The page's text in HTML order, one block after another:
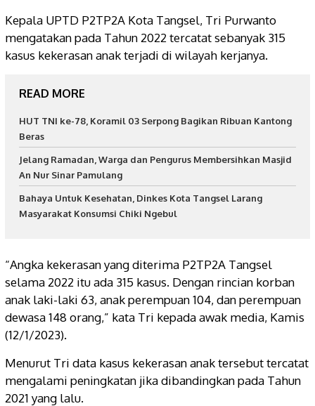
Kepala UPTD P2TP2A Kota Tangsel, Tri Purwanto
mengatakan pada Tahun 2022 tercatat sebanyak 315
kasus kekerasan anak terjadi di wilayah kerjanya.
READ MORE
HUT TNI ke-78, Koramil 03 Serpong Bagikan Ribuan Kantong
Beras
Jelang Ramadan, Warga dan Pengurus Membersihkan Masjid
An Nur Sinar Pamulang
Bahaya Untuk Kesehatan, Dinkes Kota Tangsel Larang
Masyarakat Konsumsi Chiki Ngebul
“Angka kekerasan yang diterima P2TP2A Tangsel
selama 2022 itu ada 315 kasus. Dengan rincian korban
anak laki-laki 63, anak perempuan 104, dan perempuan
dewasa 148 orang,” kata Tri kepada awak media, Kamis
(12/1/2023).
Menurut Tri data kasus kekerasan anak tersebut tercatat
mengalami peningkatan jika dibandingkan pada Tahun
2021 yang lalu.